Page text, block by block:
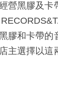
營黑膠及卡
膠和卡帶的
主選擇以這